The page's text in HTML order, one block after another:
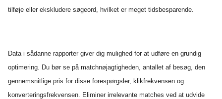
tilføje eller ekskludere søgeord, hvilket er meget tidsbesparende.
Data i sådanne rapporter giver dig mulighed for at udføre en grundig
optimering. Du bør se på matchnøjagtigheden, antallet af besøg, den
gennemsnitlige pris for disse forespørgsler, klikfrekvensen og
konverteringsfrekvensen. Eliminer irrelevante matches ved at udvide